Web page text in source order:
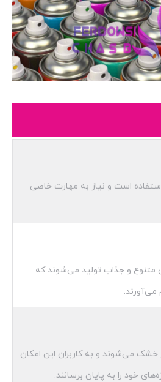
است و نیاز به مهارت خاصی
متنوع و جذاب تولید می‌شوند که
می‌آورند.
خشک می‌شوند و به کاربران این امکان
خود را به پایان برسانند.